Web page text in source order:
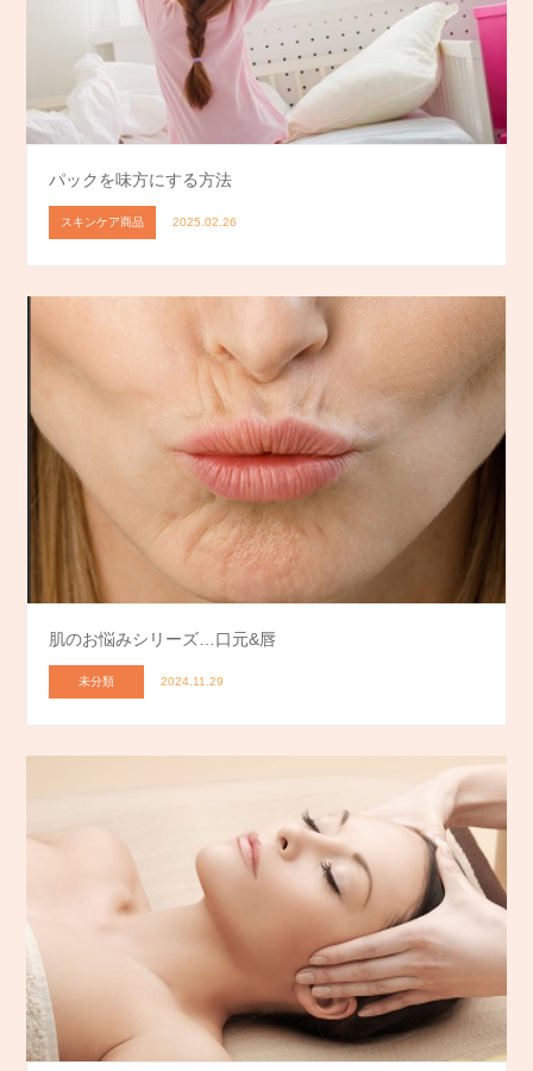
パックを味方にする方法
スキンケア商品 2025.02.26
肌のお悩みシリーズ…口元&唇
未分類 2024.11.29